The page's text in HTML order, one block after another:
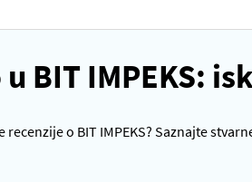
u BIT IMPEKS:
recenzije o BIT IMPEKS? Saznajte